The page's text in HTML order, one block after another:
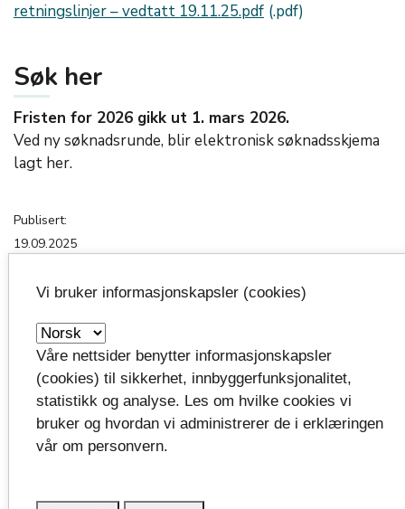
retningslinjer – vedtatt 19.11.25.pdf
Søk her
Fristen for 2026 gikk ut 1. mars 2026.
Ved ny søknadsrunde, blir elektronisk søknadsskjema
lagt her.
Publisert:
19.09.2025
Line Ruud Ørslien
Rådgiver
Tlf: 99 52 52 09
Vi bruker informasjonskapsler (cookies)
Våre nettsider benytter informasjonskapsler
(cookies) til sikkerhet, innbyggerfunksjonalitet,
statistikk og analyse. Les om hvilke cookies vi
bruker og hvordan vi administrerer de i erklæringen
vår om personvern.